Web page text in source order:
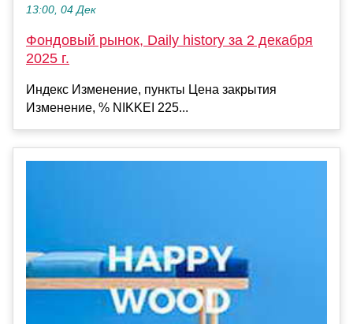
13:00, 04 Дек
Фондовый рынок, Daily history за 2 декабря
2025 г.
Индекс Изменение, пункты Цена закрытия
Изменение, % NIKKEI 225...